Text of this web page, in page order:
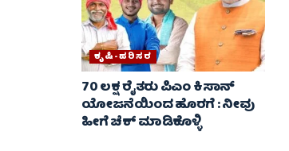
ಕೃಷಿ-ಪರಿಸರ
70 ಲಕ್ಷ ರೈತರು ಪಿಎಂ ಕಿಸಾನ್
ಯೋಜನೆಯಿಂದ ಹೊರಗೆ : ನೀವು
ಹೀಗೆ ಚೆಕ್ ಮಾಡಿಕೊಳ್ಳಿ